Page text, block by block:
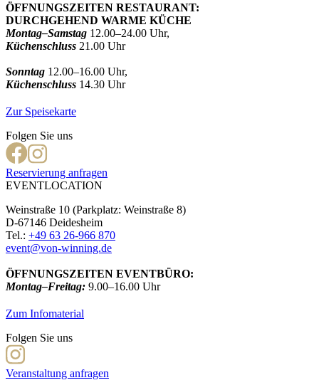
ÖFFNUNGSZEITEN RESTAURANT:
DURCHGEHEND WARME KÜCHE
Montag–Samstag 12.00–24.00 Uhr,
Küchenschluss 21.00 Uhr
Sonntag 12.00–16.00 Uhr,
Küchenschluss 14.30 Uhr
Zur Speisekarte
Folgen Sie uns
Reservierung anfragen
EVENTLOCATION
Weinstraße 10 (Parkplatz: Weinstraße 8)
D-67146 Deidesheim
Tel.: +49 63 26-966 870
event@von-winning.de
ÖFFNUNGSZEITEN EVENTBÜRO:
Montag–Freitag: 9.00–16.00 Uhr
Zum Infomaterial
Folgen Sie uns
Veranstaltung anfragen